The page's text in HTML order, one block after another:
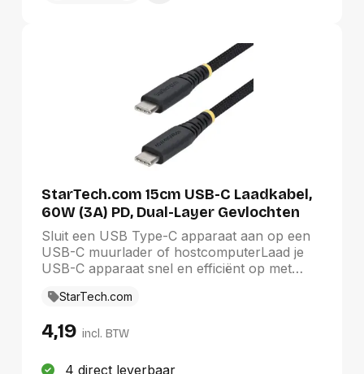
StarTech.com 15cm USB-C Laadkabel,
60W (3A) PD, Dual-Layer Gevlochten
Nylon/TPE Mantel, Robuuste USB
Type-C Oplaadkabel, USB 2.0 Fast
Charge Kabel
Sluit een USB Type-C apparaat aan op een
USB-C muurlader of hostcomputerLaad je
USB-C apparaat snel en efficiënt op met
Power Delivery en 3A stroom levert. Dankzij
vind je in één oogopslag de juiste kabel. Geen
lijken of ongemarkeerde kabels.Robuust en
StarTech.com
4,19 incl. BTW
4 direct leverbaar